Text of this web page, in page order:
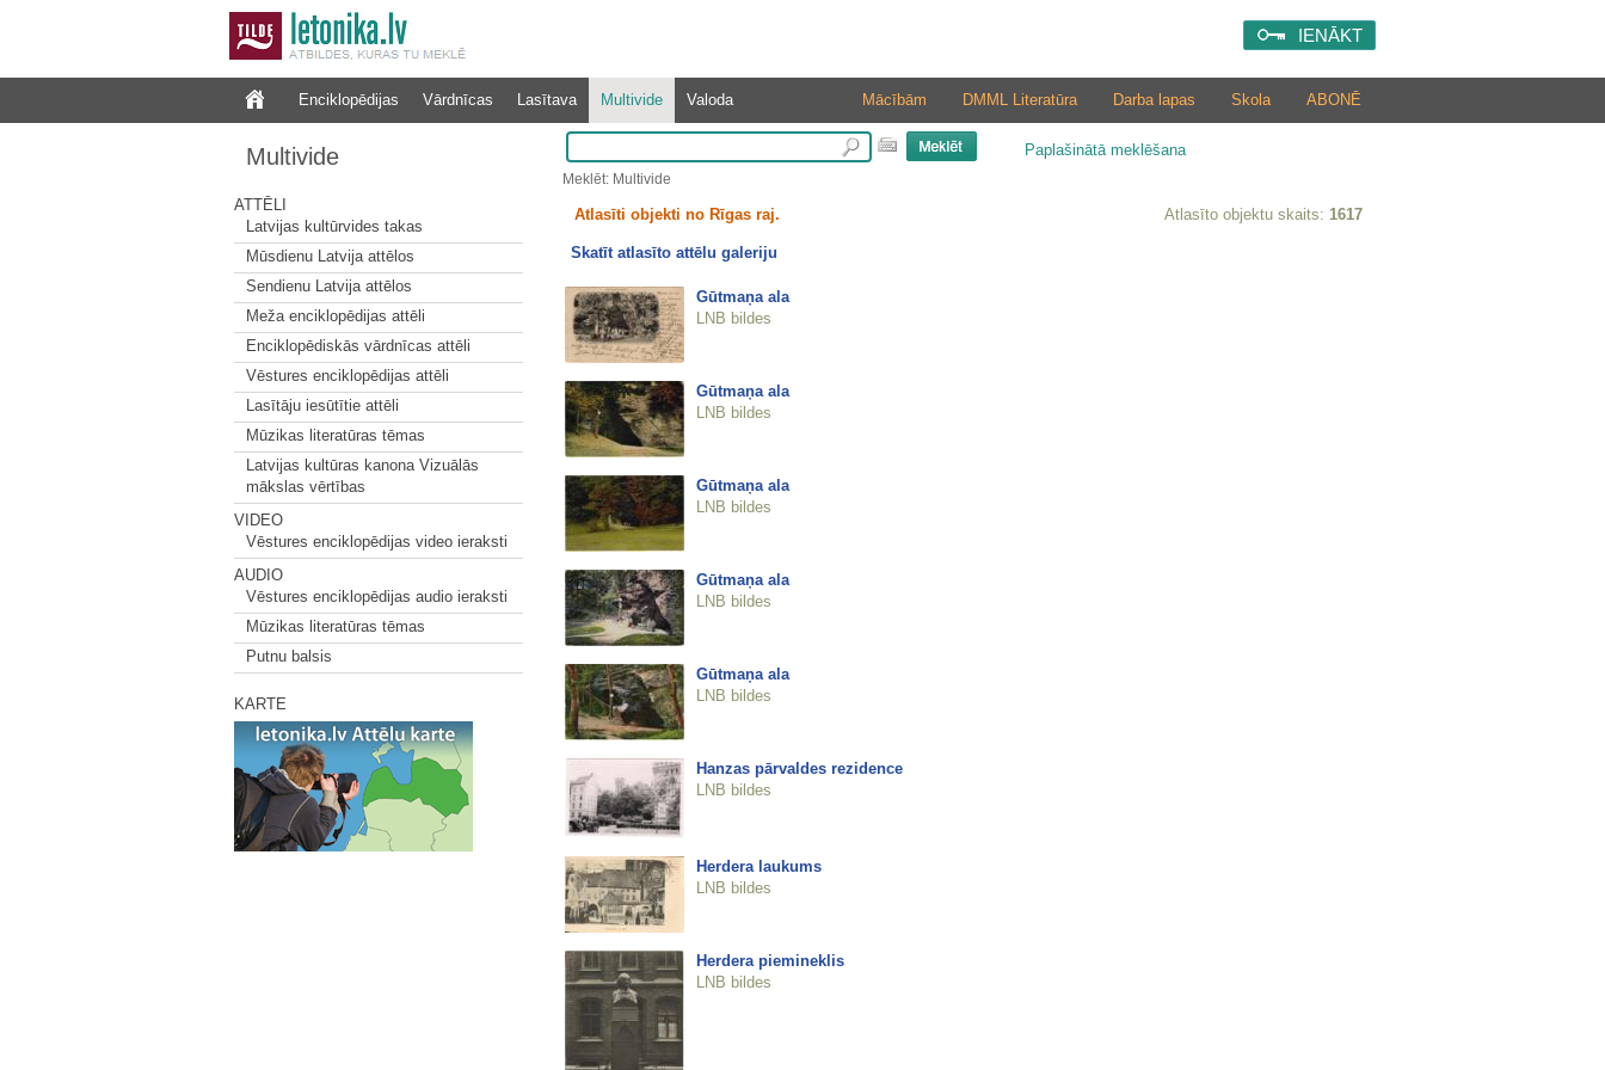
IENĀKT
Enciklopēdijas Vārdnīcas Lasītava Multivide Valoda ABONĒ
Skola
Darba lapas
DMML Literatūra
Mācībām
Multivide
ATTĒLI
Latvijas kultūrvides takas
Mūsdienu Latvija attēlos
Sendienu Latvija attēlos
Meža enciklopēdijas attēli
Enciklopēdiskās vārdnīcas attēli
Vēstures enciklopēdijas attēli
Lasītāju iesūtītie attēli
Mūzikas literatūras tēmas
Latvijas kultūras kanona Vizuālās
mākslas vērtības
VIDEO
Vēstures enciklopēdijas video ieraksti
AUDIO
Vēstures enciklopēdijas audio ieraksti
Mūzikas literatūras tēmas
Putnu balsis
KARTE
Paplašinātā meklēšana
Meklēt: Multivide
Atlasīti objekti no Rīgas raj. Atlasīto objektu skaits: 1617
Skatīt atlasīto attēlu galeriju
Gūtmaņa ala
LNB bildes
Gūtmaņa ala
LNB bildes
Gūtmaņa ala
LNB bildes
Gūtmaņa ala
LNB bildes
Gūtmaņa ala
LNB bildes
Hanzas pārvaldes rezidence
LNB bildes
Herdera laukums
LNB bildes
Herdera piemineklis
LNB bildes